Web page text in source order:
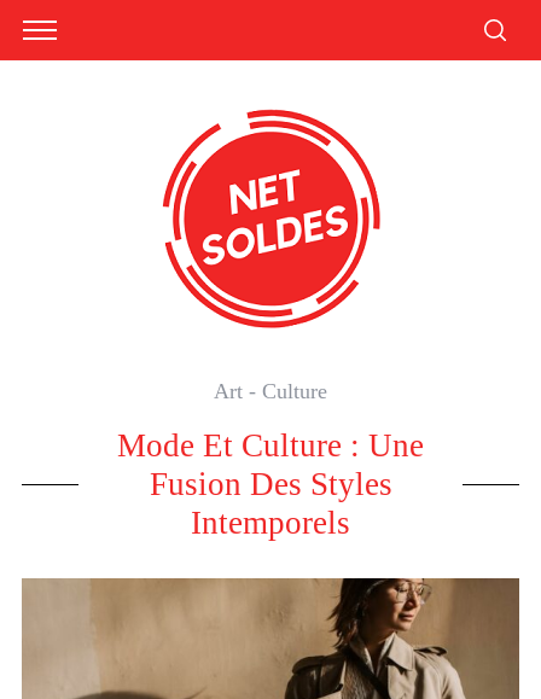
Art - Culture
Mode Et Culture : Une
Fusion Des Styles
Intemporels